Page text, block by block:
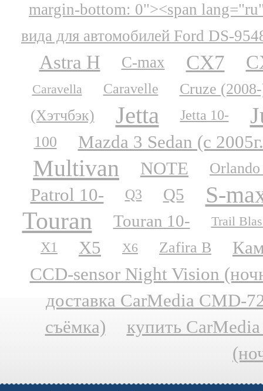
margin-bottom: 0"><span
вида для автомобилей Ford DS-
Astra H C-max CX7
Caravella Caravelle
Cruze
(Хэтчбэк)
Jetta Jetta 10-
100 Mazda 3 Sedan (с
Multivan NOTE
Patrol 10- Q3 Q5 S-
Touran Touran 10- Trail
X1 X5 X6 Zafira B
CCD-sensor Night Vision
доставка CarMedia CMD-
съёмка)
купить